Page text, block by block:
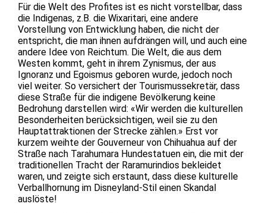
Für die Welt des Profites ist es nicht vorstellbar, dass
die Indigenas, z.B. die Wixaritari, eine andere
Vorstellung von Entwicklung haben, die nicht der
entspricht, die man ihnen aufdrängen will, und auch eine
andere Idee von Reichtum. Die Welt, die aus dem
Westen kommt, geht in ihrem Zynismus, der aus
Ignoranz und Egoismus geboren wurde, jedoch noch
viel weiter. So versichert der Tourismussekretär, dass
diese Straße für die indigene Bevölkerung keine
Bedrohung darstellen wird: «Wir werden die kulturellen
Besonderheiten berücksichtigen, weil sie zu den
Hauptattraktionen der Strecke zählen.» Erst vor
kurzem weihte der Gouverneur von Chihuahua auf der
Straße nach Tarahumara Hundestatuen ein, die mit der
traditionellen Tracht der Raramurindios bekleidet
waren, und zeigte sich erstaunt, dass diese kulturelle
Verballhornung im Disneyland-Stil einen Skandal
auslöste!